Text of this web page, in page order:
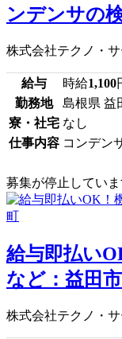
ンデンサの
株式会社テクノ・
給与 時給1,100
勤務地
島根県 益
寮・社宅 なし
仕事内容 コンデン
募集が停止していま
給与即払い
など：益田
株式会社テクノ・